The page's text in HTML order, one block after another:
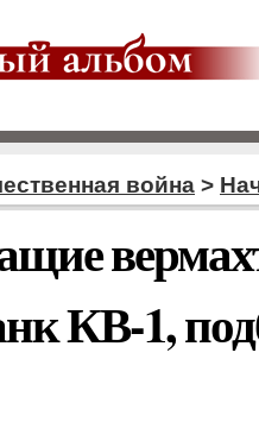
война >
КВ-1,